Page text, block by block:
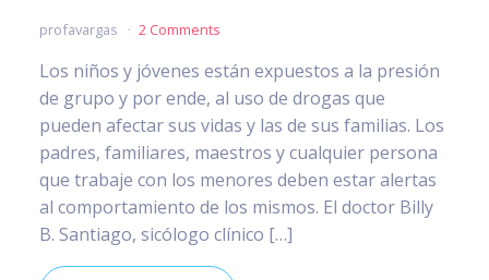
profavargas 2 Comments
Los niños y jóvenes están expuestos a la presión
de grupo y por ende, al uso de drogas que
pueden afectar sus vidas y las de sus familias. Los
padres, familiares, maestros y cualquier persona
que trabaje con los menores deben estar alertas
al comportamiento de los mismos. El doctor Billy
B. Santiago, sicólogo clínico […]